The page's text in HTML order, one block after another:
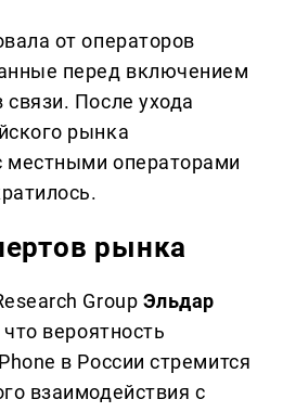
от операторов
перед включением
После ухода
рынка
местными операторами
рынка
Group Эльдар
вероятность
в России стремится
взаимодействия с